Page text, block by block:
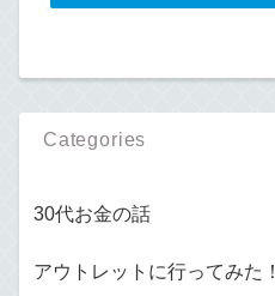
Categories
30代お金の話
アウトレットに行ってみた！